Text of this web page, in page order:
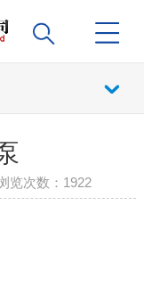
览次数： 1922